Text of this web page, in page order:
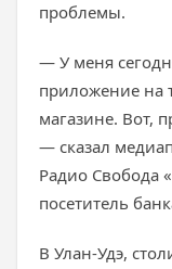
проблемы.
— У меня
приложение на
магазине. Вот,
— сказал
Радио Свобода
посетитель
В Улан-Удэ,